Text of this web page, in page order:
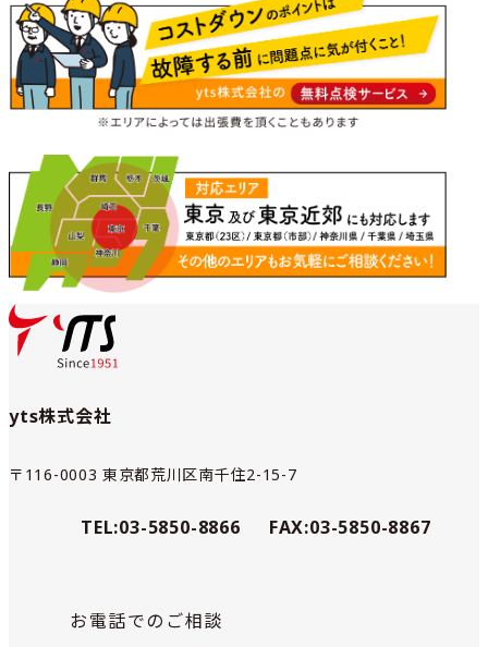
yts株式会社
〒116-0003 東京都荒川区南千住2-15-7
TEL:03-5850-8866 FAX:03-5850-8867
お電話でのご相談